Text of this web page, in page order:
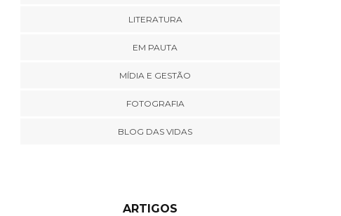
LITERATURA
EM PAUTA
MÍDIA E GESTÃO
FOTOGRAFIA
BLOG DAS VIDAS
ARTIGOS